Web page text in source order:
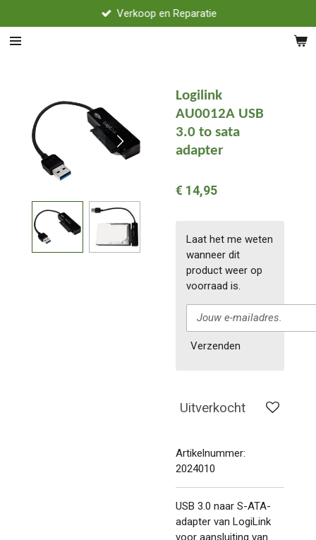
direct
naar
Verkoop en Reparatie
Logilink
AU0012A USB
3.0 to sata
adapter
€ 14,95
Laat het me weten
wanneer dit
product weer op
voorraad is.
Verzenden
Uitverkocht
Artikelnummer:
2024010
USB 3.0 naar S-ATA-
adapter van LogiLink